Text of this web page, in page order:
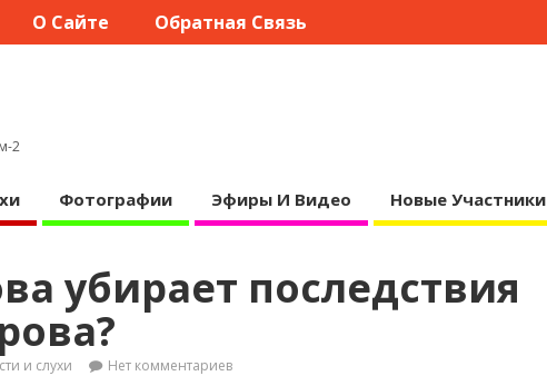
О Сайте Обратная Связь
2
Фотографии Эфиры И Видео Новые Участники
убирает последствия
и слухи Нет комментариев